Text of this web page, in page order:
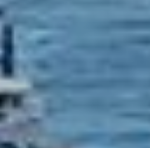
לפרטים נוספים
השאירו פרטים: